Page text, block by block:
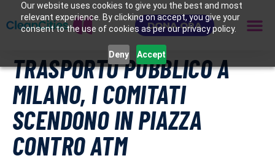
Our website uses cookies to give you the best and most
relevant experience. By clicking on accept, you give your
consent to the use of cookies as per our privacy policy.
Deny Accept
DONA ORA
TRASPORTO PUBBLICO A
MILANO, I COMITATI
SCENDONO IN PIAZZA
CONTRO ATM